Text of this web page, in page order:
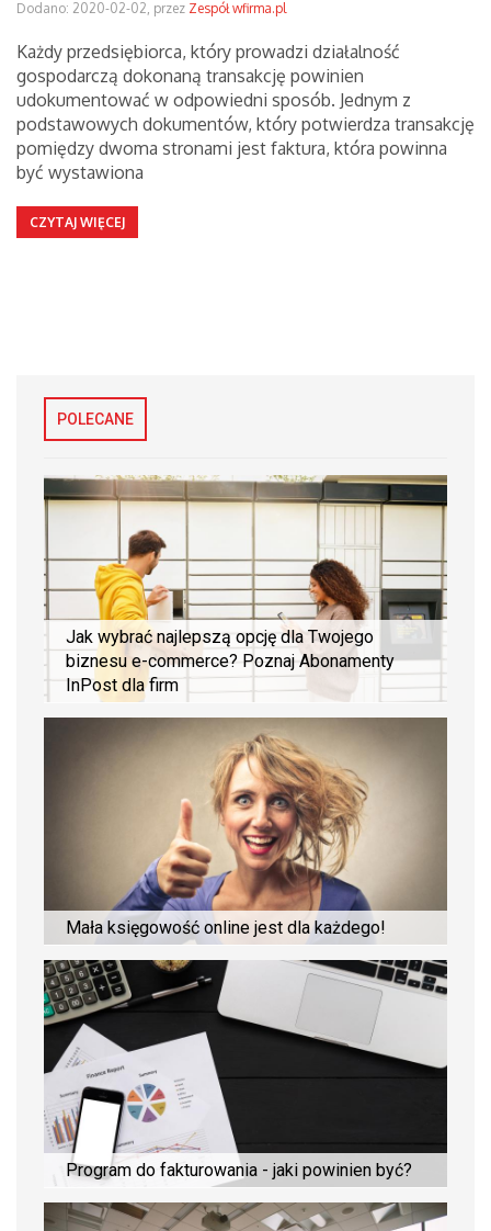
Dodano: 2020-02-02, przez Zespół wfirma.pl
Każdy przedsiębiorca, który prowadzi działalność
gospodarczą dokonaną transakcję powinien
udokumentować w odpowiedni sposób. Jednym z
podstawowych dokumentów, który potwierdza transakcję
pomiędzy dwoma stronami jest faktura, która powinna
być wystawiona
CZYTAJ WIĘCEJ
POLECANE
Jak wybrać najlepszą opcję dla Twojego
biznesu e-commerce? Poznaj Abonamenty
InPost dla firm
Mała księgowość online jest dla każdego!
Program do fakturowania - jaki powinien być?